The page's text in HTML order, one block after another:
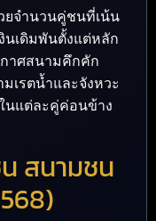
จำนวนคู่ชนที่เน้น
เดิมพันตั้งแต่หลัก
าศสนามคึกคัก
เรตน้ำและจังหวะ
นแต่ละคู่ค่อนข้าง
สนามชน